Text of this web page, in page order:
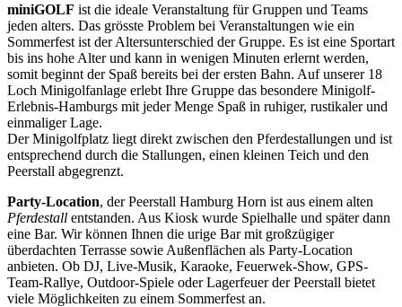
miniGOLF ist die ideale Veranstaltung für Gruppen und Teams
jeden alters. Das grösste Problem bei Veranstaltungen wie ein
Sommerfest ist der Altersunterschied der Gruppe. Es ist eine Sportart
bis ins hohe Alter und kann in wenigen Minuten erlernt werden,
somit beginnt der Spaß bereits bei der ersten Bahn. Auf unserer 18
Loch Minigolfanlage erlebt Ihre Gruppe das besondere Minigolf-
Erlebnis-Hamburgs mit jeder Menge Spaß in ruhiger, rustikaler und
einmaliger Lage.
Der Minigolfplatz liegt direkt zwischen den Pferdestallungen und ist
entsprechend durch die Stallungen, einen kleinen Teich und den
Peerstall abgegrenzt.
Party-Location, der Peerstall Hamburg Horn ist aus einem alten
Pferdestall entstanden. Aus Kiosk wurde Spielhalle und später dann
eine Bar. Wir können Ihnen die urige Bar mit großzügiger
überdachten Terrasse sowie Außenflächen als Party-Location
anbieten. Ob DJ, Live-Musik, Karaoke, Feuerwek-Show, GPS-
Team-Rallye, Outdoor-Spiele oder Lagerfeuer der Peerstall bietet
viele Möglichkeiten zu einem Sommerfest an.